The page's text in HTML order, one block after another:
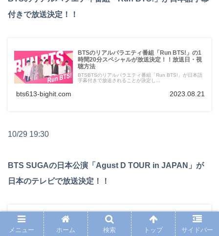
付きで放送決定！！
BTSのリアルバラエティ番組「Run BTS!」の1
時間20分スペシャルが放送決定！！放送日・視
聴方法
BTSBTSのリアルバラエティ番組「Run BTS!」が日本語
字幕付きで放送されることが決定し...
bts613-bighit.com 2023.08.21
10/29 19:30
BTS SUGAの日本公演「Agust D TOUR in JAPAN」が
日本のテレビで放送決定！！
BTS SUGAの日本公演「Agust D TOUR in
JAPAN」が日本のテレビで放送決定！！放送
日・視聴方法
メニュー ホーム 検索 トップ サイドバー